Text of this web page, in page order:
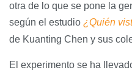
otra de lo que se pone la
según el estudio ¿Quién
de Kuanting Chen y sus
El experimento se ha